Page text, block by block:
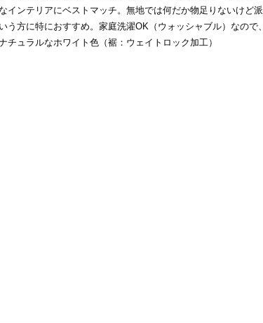
インテリアにベストマッチ。無地では何だか物足りないけど派
う方に特におすすめ。家庭洗濯OK（ウォッシャブル）なので、
チュラルなホワイト色（裾：ウェイトロック加工）